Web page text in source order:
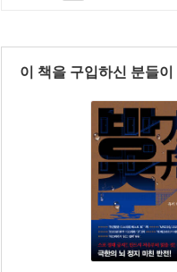
이 책을 구입하신 분들이